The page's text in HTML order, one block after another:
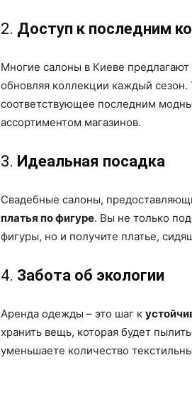
2. Доступ к последним
Многие салоны в Киеве предлагают
обновляя коллекции каждый
соответствующее последним
ассортиментом магазинов.
3. Идеальная посадка
Свадебные салоны,
платья по фигуре. Вы не только
фигуры, но и получите платье,
4. Забота об экологии
Аренда одежды – это шаг к
хранить вещь, которая будет
уменьшаете количество